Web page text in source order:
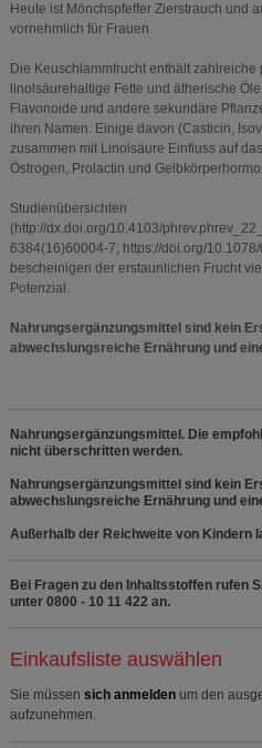
Heute ist Mönchspfeffer Zierstrauch und
vornehmlich für Frauen.
Die Keuschlammfrucht enthält
linolsäurehaltige Fette und ätherische
Flavonoide und andere sekundäre
ihren Namen. Einige davon (Casticin,
zusammen mit Linolsäure Einfluss auf
Östrogen, Prolactin und
Studienübersichten
(http://dx.doi.org/10.4103/
6384(16)60004-7; https://doi.org/
bescheinigen der erstaunlichen Frucht
Potenzial.
Nahrungsergänzungsmittel sind kein
abwechslungsreiche Ernährung und
Nahrungsergänzungsmittel. Die
nicht überschritten werden.
Nahrungsergänzungsmittel sind kein
abwechslungsreiche Ernährung und
Außerhalb der Reichweite von Kindern
Bei Fragen zu den Inhaltsstoffen rufen
unter 0800 - 10 11 422 an.
Einkaufsliste auswählen
Sie müssen sich anmelden um den
aufzunehmen.